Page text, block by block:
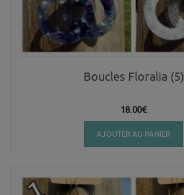
Boucles Floralia (5)
18.00€
AJOUTER AU PANIER